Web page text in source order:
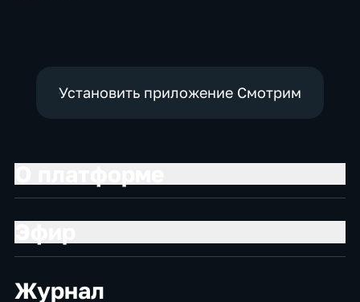
Установить приложение Смотрим
Журнал